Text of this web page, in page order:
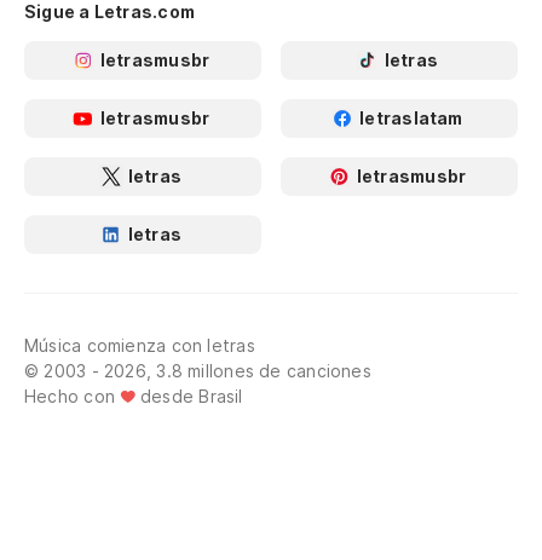
Sigue a Letras.com
letrasmusbr letras
letrasmusbr letraslatam
letras letrasmusbr
letras
Música comienza con letras
© 2003 - 2026, 3.8 millones de canciones
Hecho con
desde Brasil